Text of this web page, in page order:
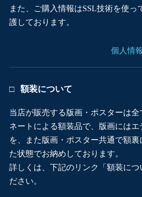
また、ご購入情報はSSL技術を使っ
護しております。
個人情
額装について
当店が販売する版画・ポスターは全
ネートによる額装品で、版画には
を、また版画・ポスター共通で額
た状態でお納めしております。
詳しくは、下記のリンク「額装につ
ださい。